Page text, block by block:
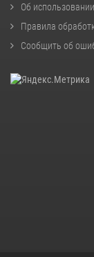
Об
Правила
Сообщить об